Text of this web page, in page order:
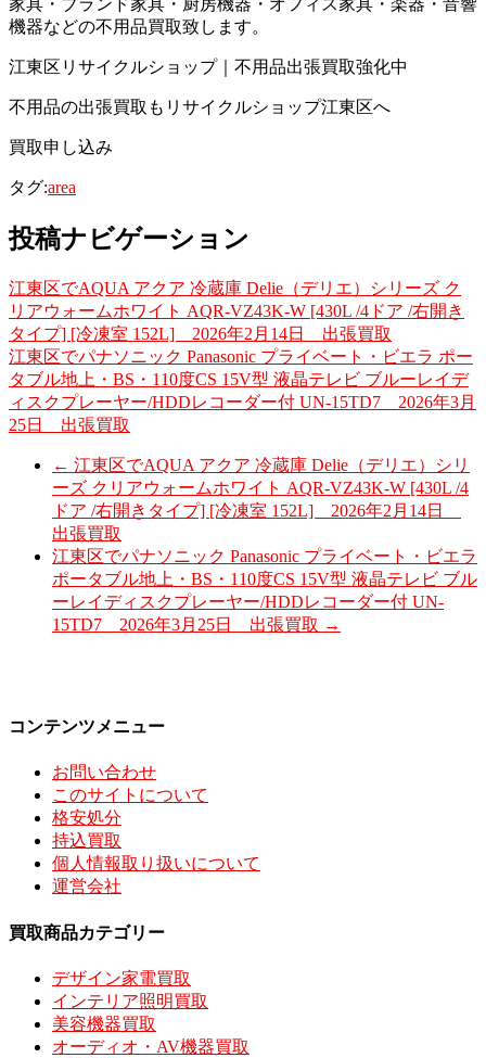
家具・ブランド家具・厨房機器・オフィス家具・楽器・音響
機器などの不用品買取致します。
江東区リサイクルショップ｜不用品出張買取強化中
不用品の出張買取もリサイクルショップ江東区へ
買取申し込み
タグ:area
投稿ナビゲーション
江東区でAQUA アクア 冷蔵庫 Delie（デリエ）シリーズ ク
リアウォームホワイト AQR-VZ43K-W [430L /4ドア /右開き
タイプ] [冷凍室 152L] 2026年2月14日 出張買取
江東区でパナソニック Panasonic プライベート・ビエラ ポー
タブル地上・BS・110度CS 15V型 液晶テレビ ブルーレイデ
ィスクプレーヤー/HDDレコーダー付 UN-15TD7 2026年3月
25日 出張買取
← 江東区でAQUA アクア 冷蔵庫 Delie（デリエ）シリ
ーズ クリアウォームホワイト AQR-VZ43K-W [430L /4
ドア /右開きタイプ] [冷凍室 152L] 2026年2月14日
出張買取
江東区でパナソニック Panasonic プライベート・ビエラ
ポータブル地上・BS・110度CS 15V型 液晶テレビ ブル
ーレイディスクプレーヤー/HDDレコーダー付 UN-
15TD7 2026年3月25日 出張買取 →
コンテンツメニュー
お問い合わせ
このサイトについて
格安処分
持込買取
個人情報取り扱いについて
運営会社
買取商品カテゴリー
デザイン家電買取
インテリア照明買取
美容機器買取
オーディオ・AV機器買取